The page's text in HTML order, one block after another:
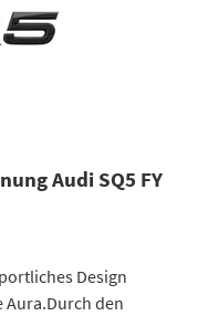
Audi SQ5 FY
Design
den